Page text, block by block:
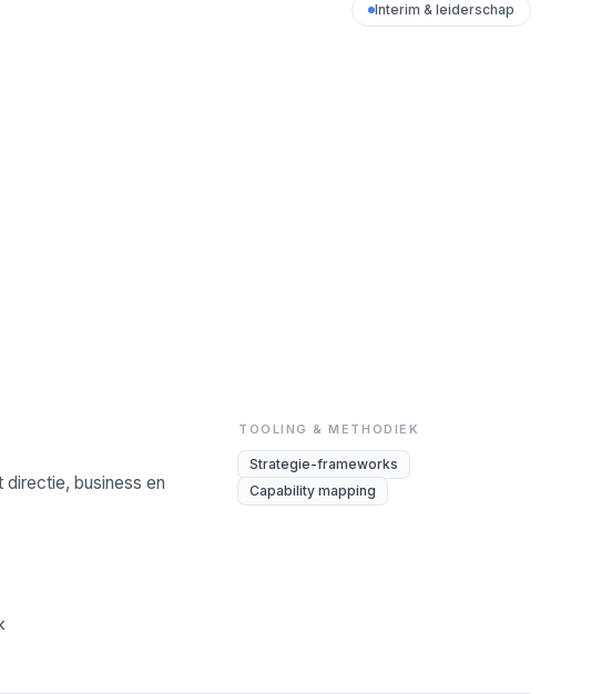
Interim & leiderschap
business en
TOOLING & METHODIEK
Strategie-frameworks
Capability mapping